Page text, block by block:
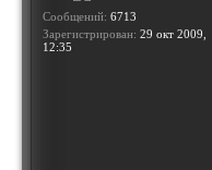
Сообщений: 6713
Зарегистрирован: 29 окт 2009,
12:35